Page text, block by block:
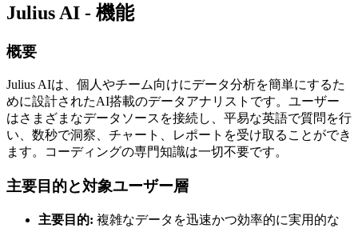
Julius AI - 機能
概要
Julius AIは、個人やチーム向けにデータ分析を簡単にするた
めに設計されたAI搭載のデータアナリストです。ユーザー
はさまざまなデータソースを接続し、平易な英語で質問を行
い、数秒で洞察、チャート、レポートを受け取ることができ
ます。コーディングの専門知識は一切不要です。
主要目的と対象ユーザー層
主要目的: 複雑なデータを迅速かつ効率的に実用的な